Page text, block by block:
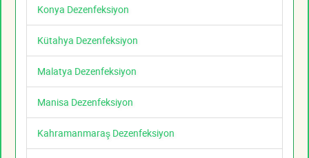
Konya Dezenfeksiyon
Kütahya Dezenfeksiyon
Malatya Dezenfeksiyon
Manisa Dezenfeksiyon
Kahramanmaraş Dezenfeksiyon